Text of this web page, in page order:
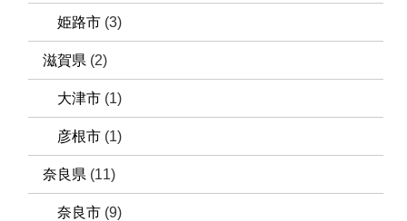
姫路市 (3)
滋賀県 (2)
大津市 (1)
彦根市 (1)
奈良県 (11)
奈良市 (9)